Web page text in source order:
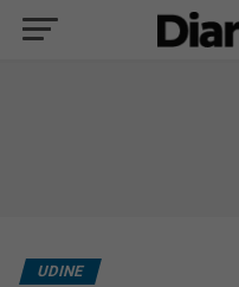
UDINE